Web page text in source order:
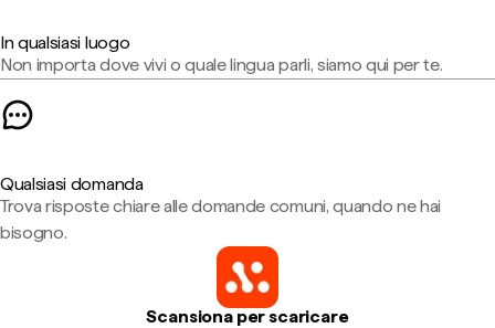
In qualsiasi luogo
Non importa dove vivi o quale lingua parli, siamo qui per te.
Qualsiasi domanda
Trova risposte chiare alle domande comuni, quando ne hai
bisogno.
Scansiona per scaricare